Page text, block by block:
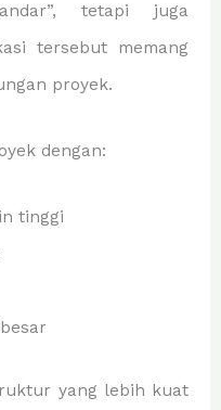
tetapi juga
tersebut memang
proyek.
dengan:
tinggi
yang lebih kuat